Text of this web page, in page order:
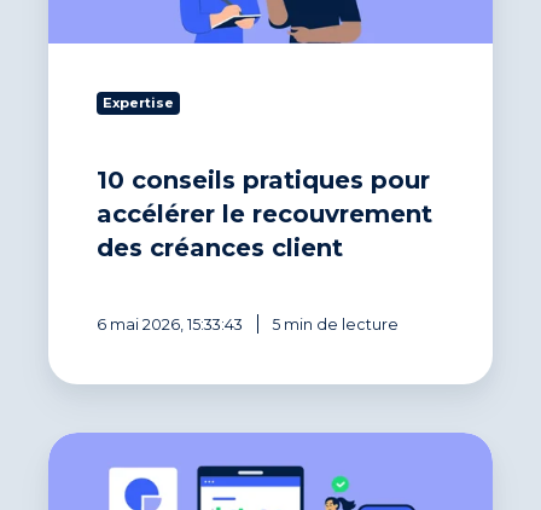
Expertise
10 conseils pratiques pour
accélérer le recouvrement
des créances client
6 mai 2026, 15:33:43 5 min de lecture
Smartphone,
tablette…
recouvrez